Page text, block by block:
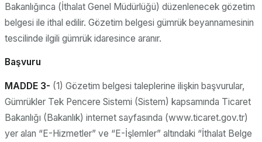
Bakanlığınca (İthalat Genel Müdürlüğü) düzenlenecek gözetim
belgesi ile ithal edilir. Gözetim belgesi gümrük beyannamesinin
tescilinde ilgili gümrük idaresince aranır.
Başvuru
MADDE 3- (1) Gözetim belgesi taleplerine ilişkin başvurular,
Gümrükler Tek Pencere Sistemi (Sistem) kapsamında Ticaret
Bakanlığı (Bakanlık) internet sayfasında (www.ticaret.gov.tr)
yer alan “E-Hizmetler” ve “E-İşlemler” altındaki “İthalat Belge